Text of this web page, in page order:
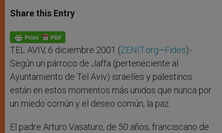
t
s
p
p
s
e
g
e
r
e
b
o
k
Share this Entry
TEL AVIV, 6 diciembre 2001 (ZENIT.org–Fides).-
Según un párroco de Jaffa (perteneciente al
Ayuntamiento de Tel Aviv) israelíes y palestinos
están en estos momentos más unidos que nunca por
un miedo común y el deseo común, la paz.
El padre Arturo Vasaturo, de 50 años, franciscano de